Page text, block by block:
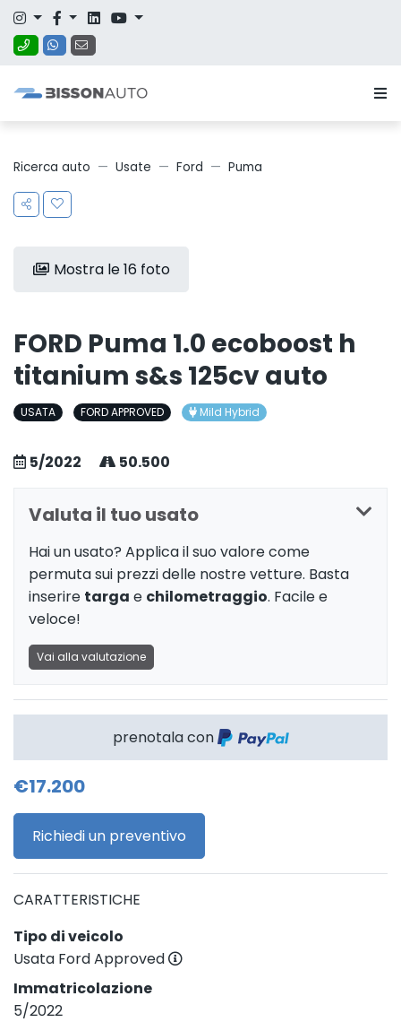
Ricerca auto Usate Ford Puma
Mostra le 16 foto
FORD Puma 1.0 ecoboost h
titanium s&s 125cv auto
USATA FORD APPROVED Mild Hybrid
5/2022 50.500
Valuta il tuo usato
Hai un usato? Applica il suo valore come
permuta sui prezzi delle nostre vetture. Basta
inserire targa e chilometraggio. Facile e
veloce!
Vai alla valutazione
prenotala con
€17.200
Richiedi un preventivo
CARATTERISTICHE
Tipo di veicolo
Usata Ford Approved
Immatricolazione
5/2022